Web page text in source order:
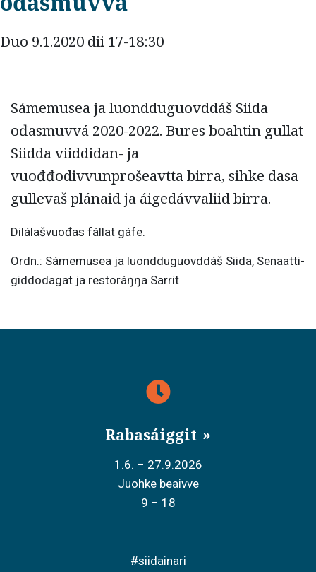
Duo 9.1.2020 dii 17-18:30
Sámemusea ja luondduguovddáš Siida
ođasmuvvá 2020-2022. Bures boahtin gullat
Siidda viiddidan- ja
vuođđodivvunprošeavtta birra, sihke dasa
gullevaš plánaid ja áigedávvaliid birra.
Dilálašvuođas fállat gáfe.
Ordn.: Sámemusea ja luondduguovddáš Siida, Senaatti-
giddodagat ja restoráŋŋa Sarrit
Rabasáiggit
1.6. – 27.9.2026
Juohke beaivve
9 – 18
#siidainari